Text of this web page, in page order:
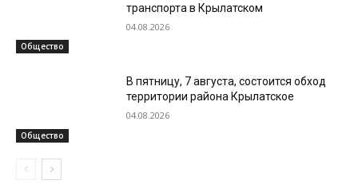
Общество
транспорта в Крылатском
04.08.2026
Общество
В пятницу, 7 августа, состоится обход
территории района Крылатское
04.08.2026